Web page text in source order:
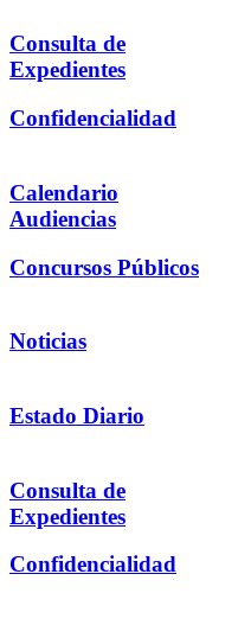
Consulta de
Expedientes
Confidencialidad
Calendario
Audiencias
Concursos Públicos
Noticias
Estado Diario
Consulta de
Expedientes
Confidencialidad